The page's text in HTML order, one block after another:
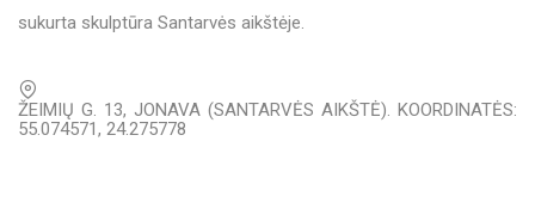
sukurta skulptūra Santarvės aikštėje.
ŽEIMIŲ G. 13, JONAVA (SANTARVĖS AIKŠTĖ). KOORDINATĖS:
55.074571, 24.275778